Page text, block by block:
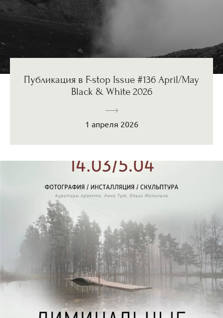
Публикация в F-stop Issue #136 April/May
Black & White 2026
1 апреля 2026